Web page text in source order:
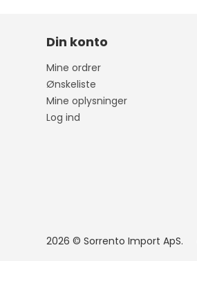
Din konto
Mine ordrer
Ønskeliste
Mine oplysninger
Log ind
2026 © Sorrento Import ApS.